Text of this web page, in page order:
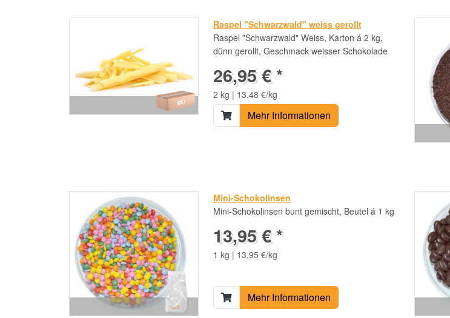
Raspel "Schwarzwald" weiss gerollt
Raspel "Schwarzwald" Weiss, Karton á 2 kg,
dünn gerollt, Geschmack weisser Schokolade
26,95 € *
2 kg | 13,48 €/kg
Mehr Informationen
Mini-Schokolinsen
Mini-Schokolinsen bunt gemischt, Beutel á 1 kg
13,95 € *
1 kg | 13,95 €/kg
Mehr Informationen